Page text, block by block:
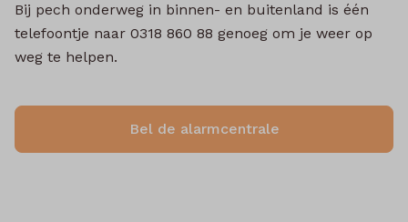
Bij pech onderweg in binnen- en buitenland is één
telefoontje naar 0318 860 88 genoeg om je weer op
weg te helpen.
Bel de alarmcentrale